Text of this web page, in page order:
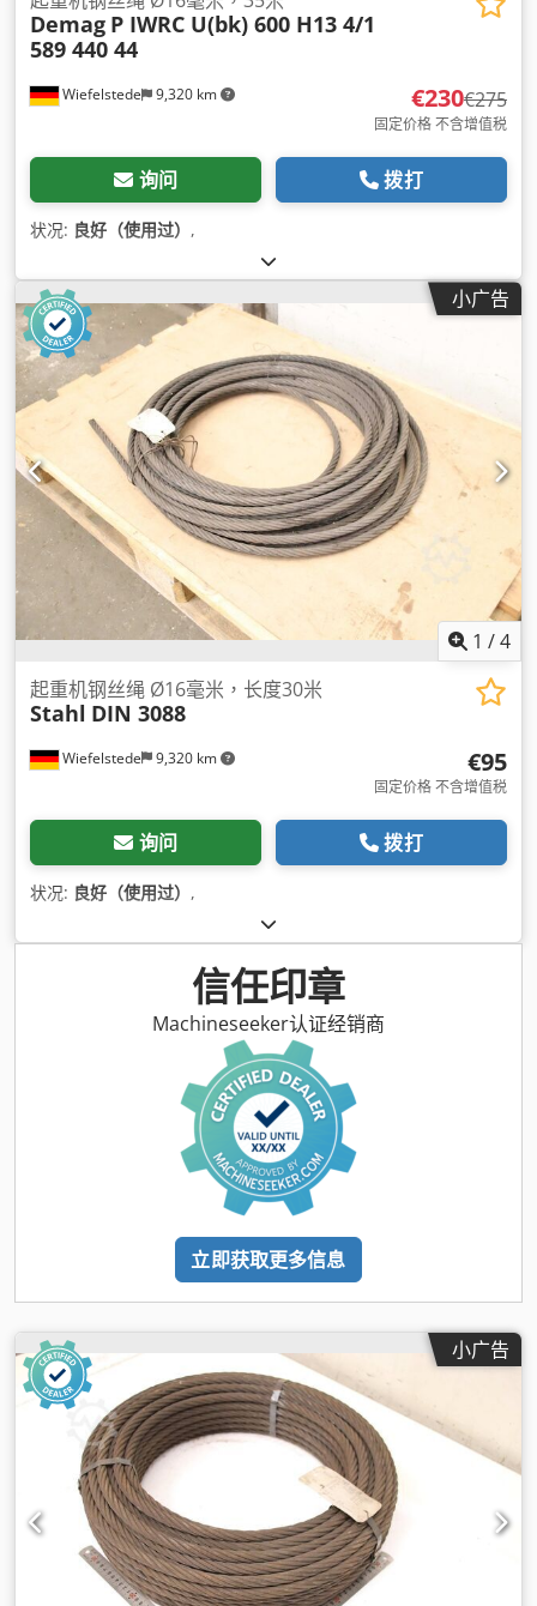
Wiefelstede 9,320 km
Demag P IWRC U(bk) 600 H13 4/1
589 440 44
€230€275
固定价格 不含增值税
询问 拨打
状况: 良好（使用过） ,
小广告
1 /4
Wiefelstede 9,320 km
起重机钢丝绳 Ø16毫米，长度30米
Stahl DIN 3088
€95
固定价格 不含增值税
询问 拨打
状况: 良好（使用过） ,
信任印章
Machineseeker认证经销商
立即获取更多信息
小广告